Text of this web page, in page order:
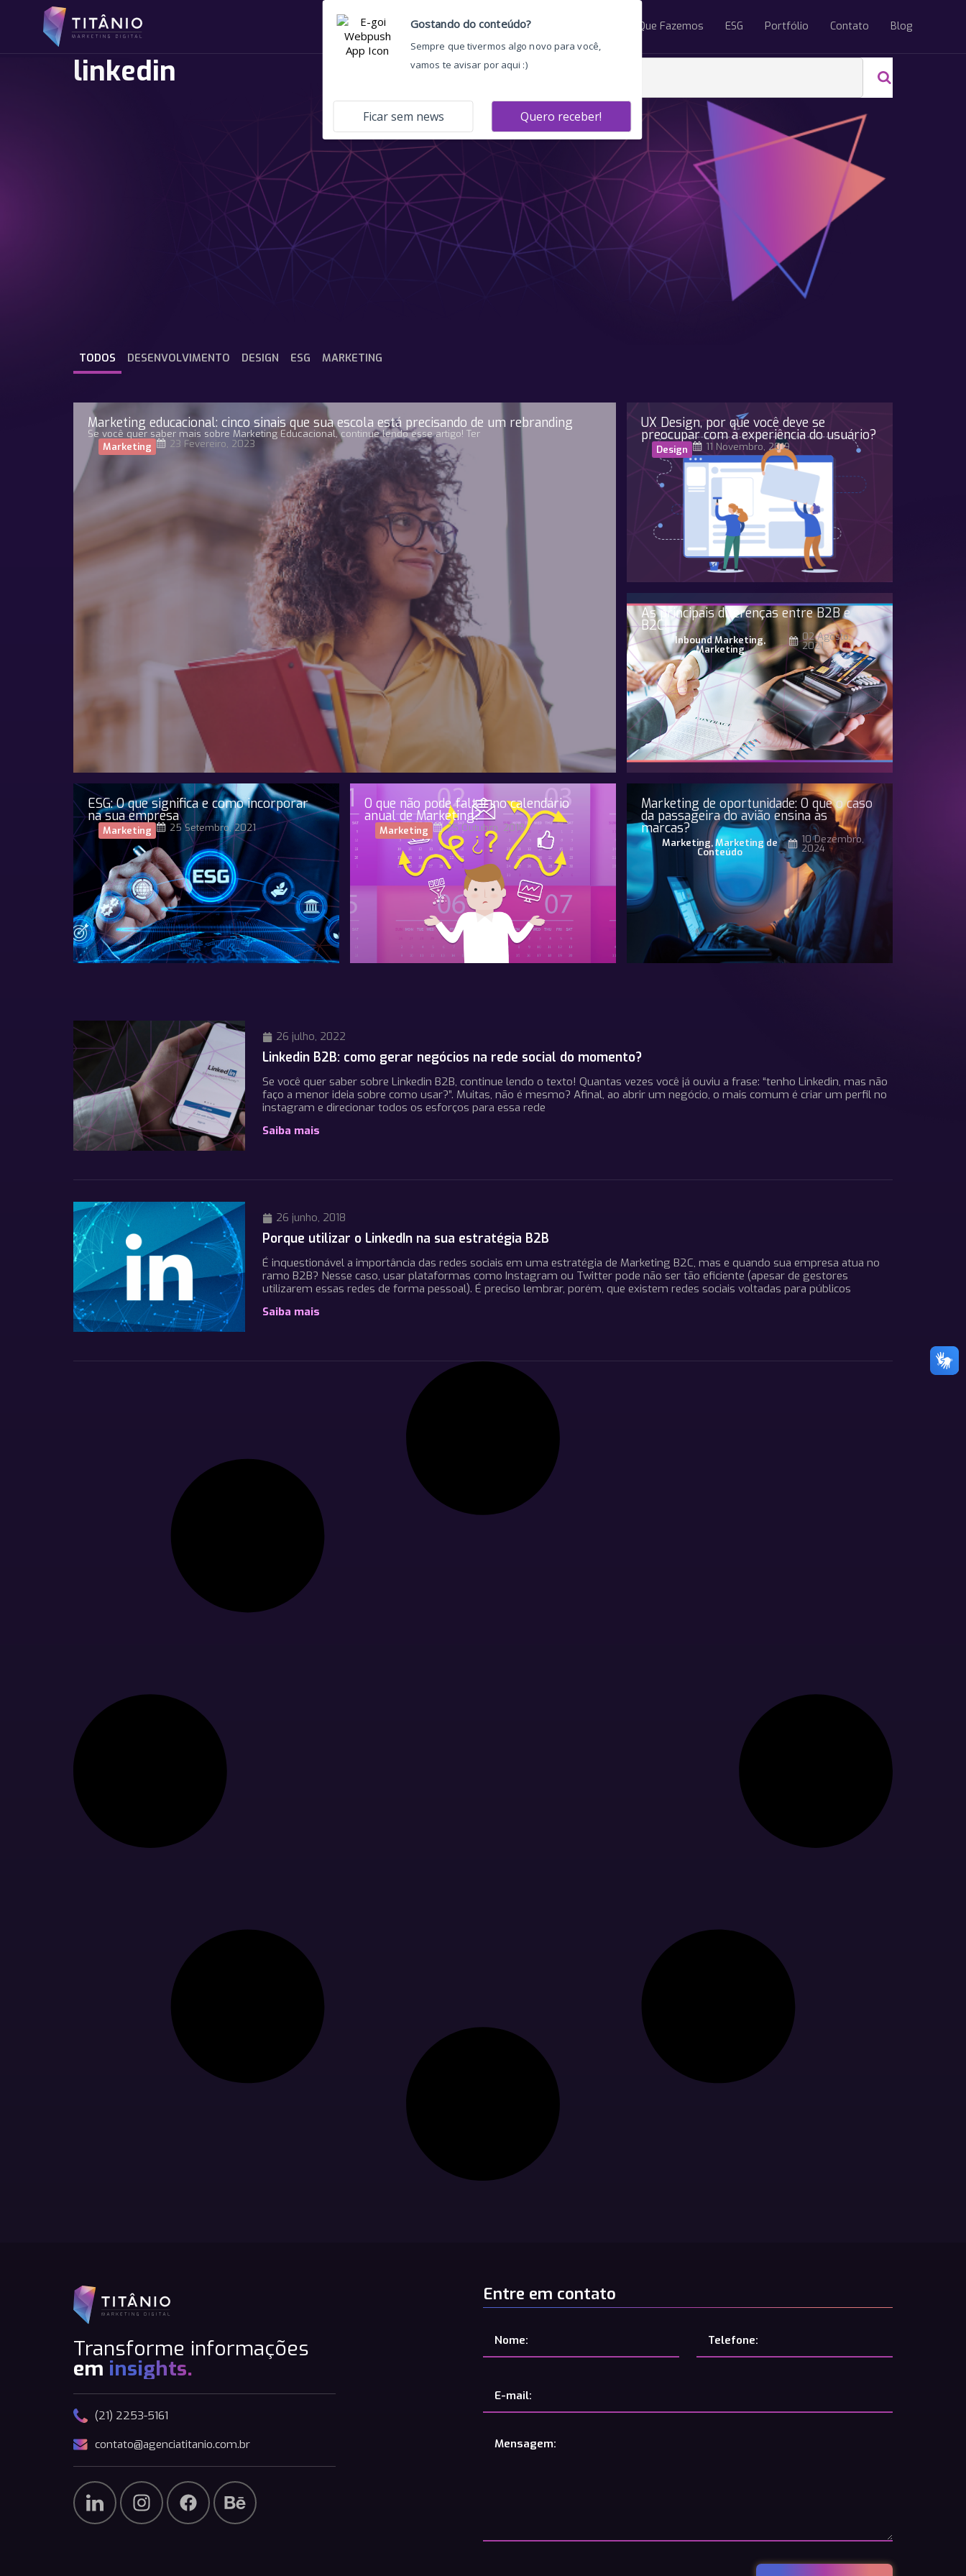
Home O Que Fazemos ESG Portfólio Contato Blog
linkedin
DESENVOLVIMENTO DESIGN ESG MARKETING
TODOS
Marketing educacional: cinco sinais que sua escola está precisando de um rebranding
Se você quer saber mais sobre Marketing Educacional, continue lendo esse artigo! Ter
Marketing
23 Fevereiro, 2023
UX Design, por que você deve se
preocupar com a experiência do usuário?
Design 11 Novembro, 2019
As principais diferenças entre B2B e
B2C!
Inbound Marketing,
Marketing
02 Agosto,
2021
ESG: O que significa e como incorporar
na sua empresa
Marketing 25 Setembro, 2021
O que não pode faltar no calendário
anual de Marketing?
Marketing 25 Outubro, 2018
Marketing de oportunidade: O que o caso
da passageira do avião ensina às
marcas?
Marketing,Marketing de
Conteúdo
10 Dezembro,
2024
26 julho, 2022
Linkedin B2B: como gerar negócios na rede social do momento?
Se você quer saber sobre Linkedin B2B, continue lendo o texto! Quantas vezes você já ouviu a frase: “tenho Linkedin, mas não
faço a menor ideia sobre como usar?”. Muitas, não é mesmo? Afinal, ao abrir um negócio, o mais comum é criar um perfil no
instagram e direcionar todos os esforços para essa rede
Saiba mais
26 junho, 2018
Porque utilizar o LinkedIn na sua estratégia B2B
É inquestionável a importância das redes sociais em uma estratégia de Marketing B2C, mas e quando sua empresa atua no
ramo B2B? Nesse caso, usar plataformas como Instagram ou Twitter pode não ser tão eficiente (apesar de gestores
utilizarem essas redes de forma pessoal). É preciso lembrar, porém, que existem redes sociais voltadas para públicos
Saiba mais
Transforme informações
em insights.
(21) 2253-5161
contato@agenciatitanio.com.br
Entre em contato